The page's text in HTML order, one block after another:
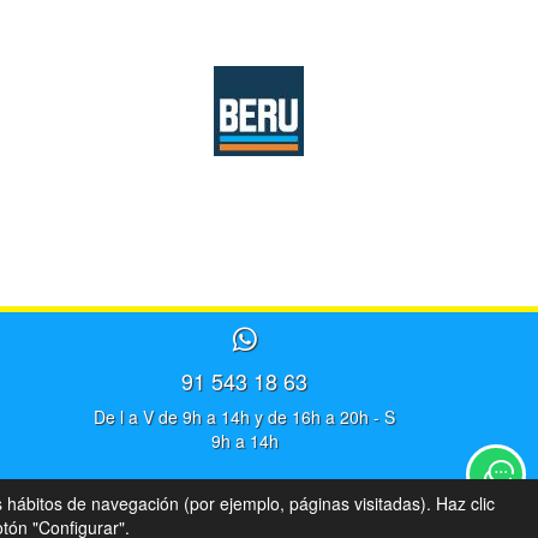
91 543 18 63
De l a V de 9h a 14h y de 16h a 20h - S
9h a 14h
de navegación (por ejemplo, páginas visitadas). Haz clic
"Configurar".